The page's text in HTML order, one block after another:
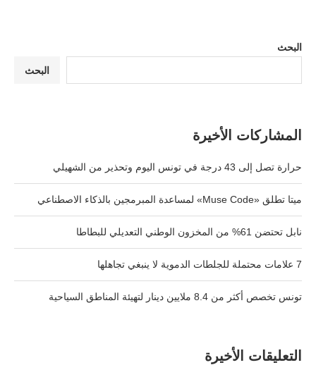
البحث
البحث
المشاركات الأخيرة
حرارة تصل إلى 43 درجة في تونس اليوم وتحذير من الشهيلي
ميتا تطلق «Muse Code» لمساعدة المبرمجين بالذكاء الاصطناعي
نابل تحتضن 61% من المخزون الوطني التعديلي للبطاطا
7 علامات محتملة للجلطات الدموية لا ينبغي تجاهلها
تونس تخصص أكثر من 8.4 ملايين دينار لتهيئة المناطق السياحية
التعليقات الأخيرة